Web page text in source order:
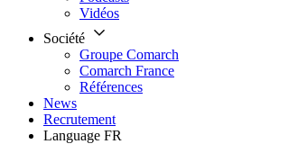
Vidéos
Société
Groupe Comarch
Comarch France
Références
News
Recrutement
Language FR